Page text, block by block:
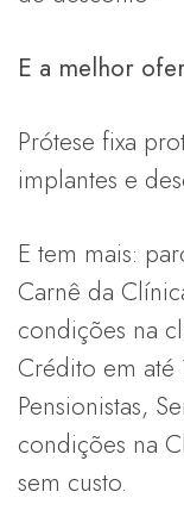
E a melhor
Prótese fixa
implantes e
E tem mais:
Carnê da
condições na
Crédito em até
Pensionistas,
condições na
sem custo.